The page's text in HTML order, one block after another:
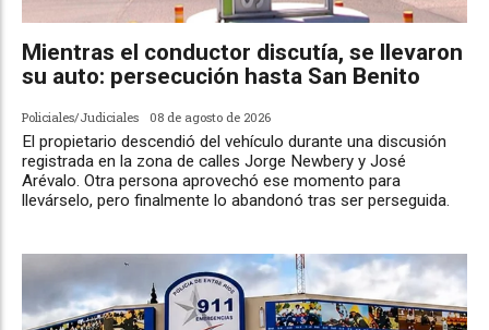
Mientras el conductor discutía, se llevaron
su auto: persecución hasta San Benito
Policiales/Judiciales 08 de agosto de 2026
El propietario descendió del vehículo durante una discusión
registrada en la zona de calles Jorge Newbery y José
Arévalo. Otra persona aprovechó ese momento para
llevárselo, pero finalmente lo abandonó tras ser perseguida.